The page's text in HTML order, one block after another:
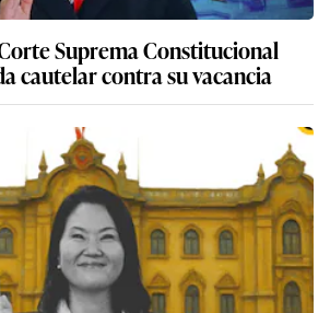
Suprema Constitucional
cautelar contra su vacancia